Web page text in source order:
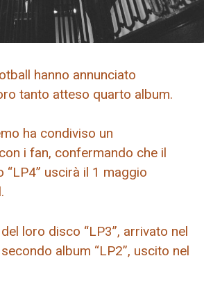
hanno annunciato
tanto atteso quarto album.
ha condiviso un
i fan, confermando che il
“LP4” uscirà il 1 maggio
loro disco “LP3”, arrivato nel
album “LP2”, uscito nel